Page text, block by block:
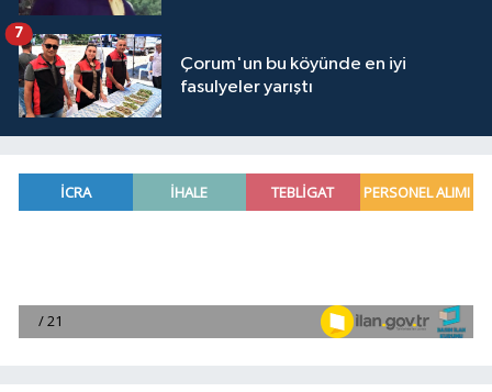
Çorum'un bu köyünde en iyi
fasulyeler yarıştı
7